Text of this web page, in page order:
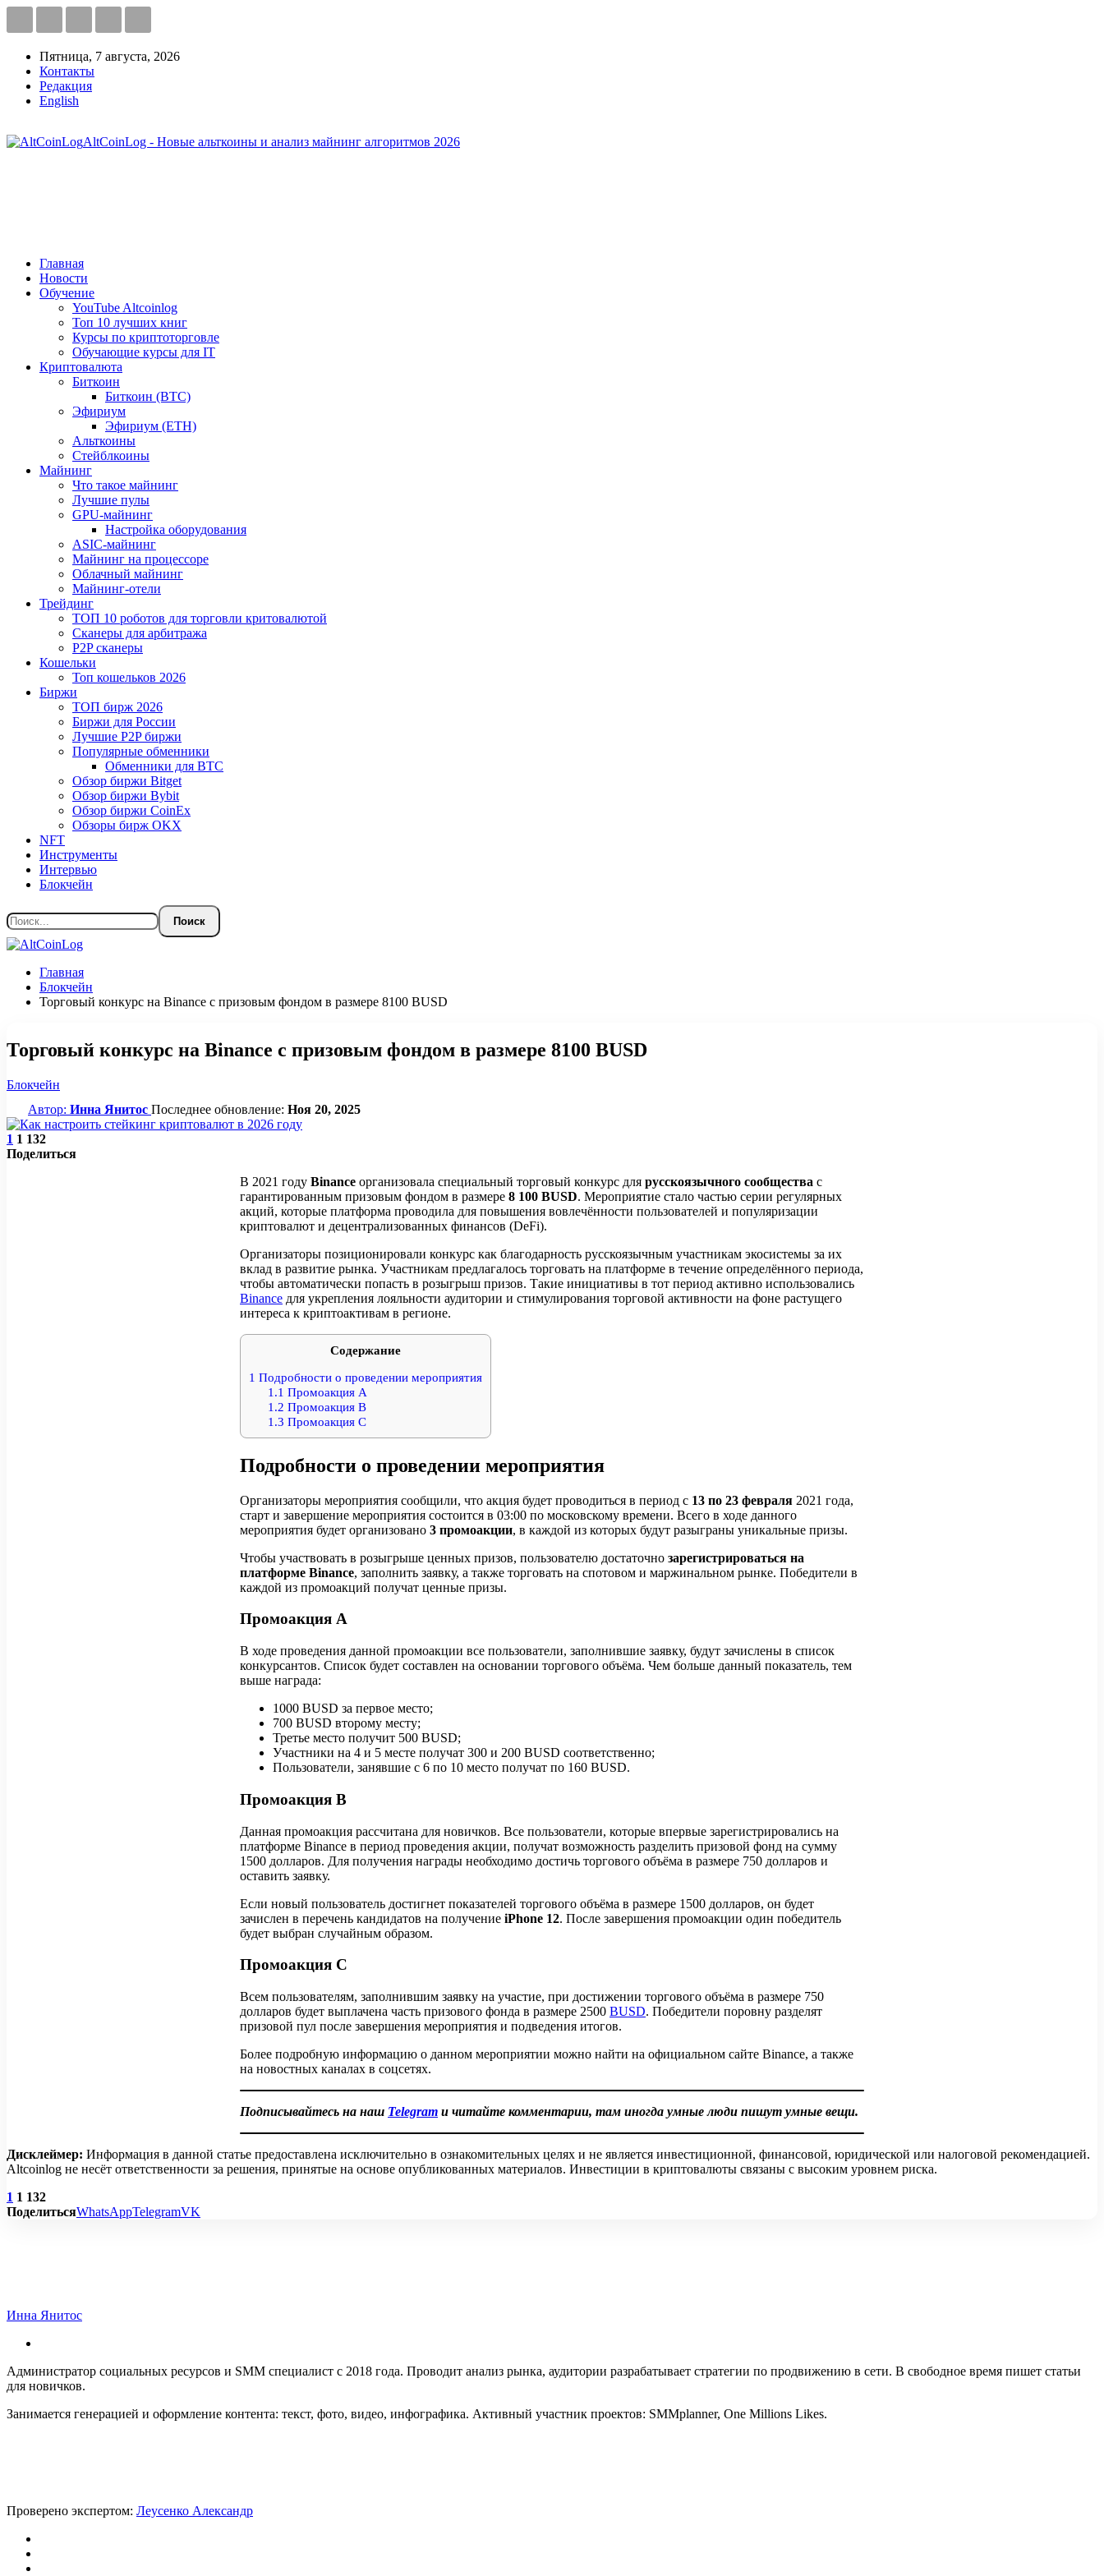
Пятница, 7 августа, 2026
Контакты
Редакция
English
AltCoinLog - Новые альткоины и анализ майнинг алгоритмов 2026
Главная
Новости
Обучение
YouTube Altcoinlog
Топ 10 лучших книг
Курсы по криптоторговле
Обучающие курсы для IT
Криптовалюта
Биткоин
Биткоин (BTC)
Эфириум
Эфириум (ETH)
Альткоины
Стейблкоины
Майнинг
Что такое майнинг
Лучшие пулы
GPU-майнинг
Настройка оборудования
ASIC-майнинг
Майнинг на процессоре
Облачный майнинг
Майнинг-отели
Трейдинг
ТОП 10 роботов для торговли критовалютой
Сканеры для арбитража
P2P сканеры
Кошельки
Топ кошельков 2026
Биржи
ТОП бирж 2026
Биржи для России
Лучшие P2P биржи
Популярные обменники
Обменники для BTC
Обзор биржи Bitget
Обзор биржи Bybit
Обзор биржи CoinEx
Обзоры бирж OKX
NFT
Инструменты
Интервью
Блокчейн
Главная
Блокчейн
Торговый конкурс на Binance с призовым фондом в размере 8100 BUSD
Торговый конкурс на Binance с призовым фондом в размере 8100 BUSD
Блокчейн
Автор: Инна Янитос Последнее обновление: Ноя 20, 2025
1 1 132
Поделиться
В 2021 году Binance организовала специальный торговый конкурс для русскоязычного сообщества с
гарантированным призовым фондом в размере 8 100 BUSD. Мероприятие стало частью серии регулярных
акций, которые платформа проводила для повышения вовлечённости пользователей и популяризации
криптовалют и децентрализованных финансов (DeFi).
Организаторы позиционировали конкурс как благодарность русскоязычным участникам экосистемы за их
вклад в развитие рынка. Участникам предлагалось торговать на платформе в течение определённого периода,
чтобы автоматически попасть в розыгрыш призов. Такие инициативы в тот период активно использовались
Binance для укрепления лояльности аудитории и стимулирования торговой активности на фоне растущего
интереса к криптоактивам в регионе.
Содержание
1 Подробности о проведении мероприятия
1.1 Промоакция A
1.2 Промоакция B
1.3 Промоакция C
Подробности о проведении мероприятия
Организаторы мероприятия сообщили, что акция будет проводиться в период с 13 по 23 февраля 2021 года,
старт и завершение мероприятия состоится в 03:00 по московскому времени. Всего в ходе данного
мероприятия будет организовано 3 промоакции, в каждой из которых будут разыграны уникальные призы.
Чтобы участвовать в розыгрыше ценных призов, пользователю достаточно зарегистрироваться на
платформе Binance, заполнить заявку, а также торговать на спотовом и маржинальном рынке. Победители в
каждой из промоакций получат ценные призы.
Промоакция A
В ходе проведения данной промоакции все пользователи, заполнившие заявку, будут зачислены в список
конкурсантов. Список будет составлен на основании торгового объёма. Чем больше данный показатель, тем
выше награда:
1000 BUSD за первое место;
700 BUSD второму месту;
Третье место получит 500 BUSD;
Участники на 4 и 5 месте получат 300 и 200 BUSD соответственно;
Пользователи, занявшие с 6 по 10 место получат по 160 BUSD.
Промоакция B
Данная промоакция рассчитана для новичков. Все пользователи, которые впервые зарегистрировались на
платформе Binance в период проведения акции, получат возможность разделить призовой фонд на сумму
1500 долларов. Для получения награды необходимо достичь торгового объёма в размере 750 долларов и
оставить заявку.
Если новый пользователь достигнет показателей торгового объёма в размере 1500 долларов, он будет
зачислен в перечень кандидатов на получение iPhone 12. После завершения промоакции один победитель
будет выбран случайным образом.
Промоакция C
Всем пользователям, заполнившим заявку на участие, при достижении торгового объёма в размере 750
долларов будет выплачена часть призового фонда в размере 2500 BUSD. Победители поровну разделят
призовой пул после завершения мероприятия и подведения итогов.
Более подробную информацию о данном мероприятии можно найти на официальном сайте Binance, а также
на новостных каналах в соцсетях.
Подписывайтесь на наш Telegram и читайте комментарии, там иногда умные люди пишут умные вещи.
Дисклеймер: Информация в данной статье предоставлена исключительно в ознакомительных целях и не является инвестиционной, финансовой, юридической или налоговой рекомендацией.
Altcoinlog не несёт ответственности за решения, принятые на основе опубликованных материалов. Инвестиции в криптовалюты связаны с высоким уровнем риска.
1 1 132
ПоделитьсяWhatsAppTelegramVK
Инна Янитос
Администратор социальных ресурсов и SMM специалист с 2018 года. Проводит анализ рынка, аудитории разрабатывает стратегии по продвижению в сети. В свободное время пишет статьи
для новичков.
Занимается генерацией и оформление контента: текст, фото, видео, инфографика. Активный участник проектов: SMMplanner, One Millions Likes.
Проверено экспертом: Леусенко Александр